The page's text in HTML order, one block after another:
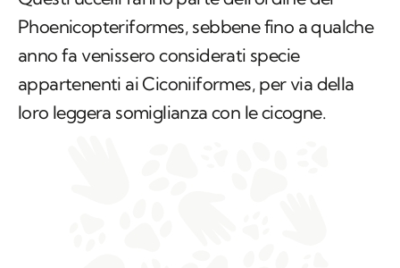
appartenenti aiCiconiiformes , per via della
loro leggera somiglianza con le cicogne.